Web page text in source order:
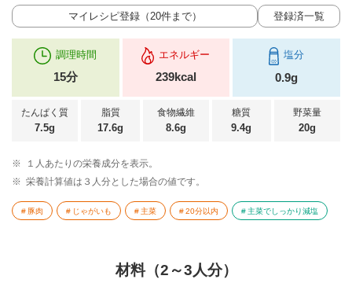
マイレシピ登録（20件まで） 登録済一覧
調理時間
15分
エネルギー
239kcal
塩分
0.9g
たんぱく質
7.5g
脂質
17.6g
食物繊維
8.6g
糖質
9.4g
野菜量
20g
※
１人あたりの栄養成分を表示。
※ 栄養計算値は３人分とした場合の値です。
豚肉 じゃがいも 主菜 20分以内 主菜でしっかり減塩
材料（2～3人分）